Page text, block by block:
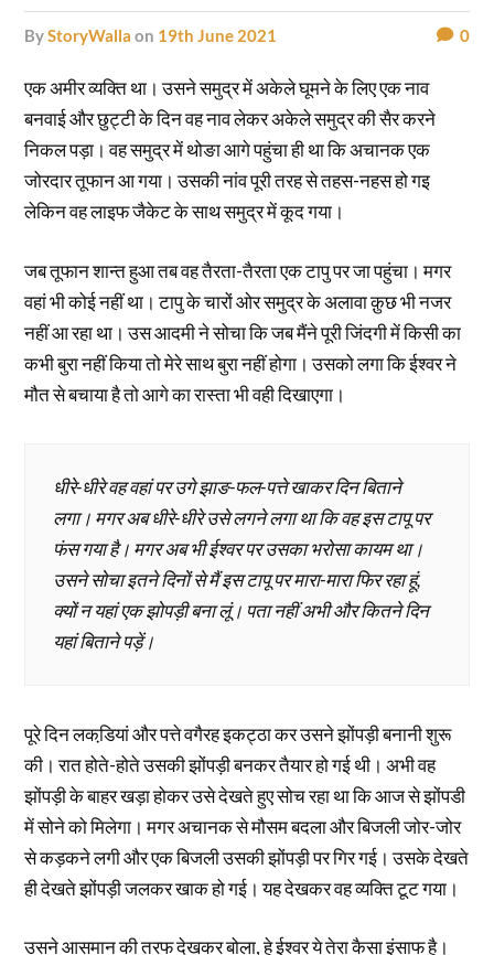
byStoryWalla on 19th June 2021 0
एक अमीर व्यक्ति था। उसने समुद्र में अकेले घूमने के लिए एक नाव
बनवाई और छुट्टी के दिन वह नाव लेकर अकेले समुद्र की सैर करने
निकल पड़ा। वह समुद्र में थोङा आगे पहुंचा ही था कि अचानक एक
जोरदार तूफान आ गया। उसकी नांव पूरी तरह से तहस-नहस हो गइ
लेकिन वह लाइफ जैकेट के साथ समुद्र में कूद गया।
जब तूफान शान्त हुआ तब वह तैरता-तैरता एक टापु पर जा पहुंचा। मगर
वहां भी कोई नहीं था। टापु के चारों ओर समुद्र के अलावा क़ुछ भी नजर
नहीं आ रहा था। उस आदमी ने सोचा कि जब मैंने पूरी जिंदगी में किसी का
कभी बुरा नहीं किया तो मेरे साथ बुरा नहीं होगा। उसको लगा कि ईश्वर ने
मौत से बचाया है तो आगे का रास्ता भी वही दिखाएगा।
धीरे-धीरे वह वहां पर उगे झाङ-फल-पत्ते खाकर दिन बिताने
लगा। मगर अब धीरे-धीरे उसे लगने लगा था कि वह इस टापू पर
फंस गया है। मगर अब भी ईश्वर पर उसका भरोसा कायम था।
उसने सोचा इतने दिनों से मैं इस टापू पर मारा-मारा फिर रहा हूं,
क्यों न यहां एक झोपड़ी बना लूं। पता नहीं अभी और कितने दिन
यहां बिताने पड़ें।
पूरे दिन लकडि़यां और पत्ते वगैरह इकट्ठा कर उसने झोंपड़ी बनानी शुरू
की। रात होते-होते उसकी झोंपड़ी बनकर तैयार हो गई थी। अभी वह
झोंपड़ी के बाहर खड़ा होकर उसे देखते हुए सोच रहा था कि आज से झोंपडी
में सोने को मिलेगा। मगर अचानक से मौसम बदला और बिजली जोर-जोर
से कड़कने लगी और एक बिजली उसकी झोंपड़ी पर गिर गई। उसके देखते
ही देखते झोंपड़ी जलकर खाक हो गई। यह देखकर वह व्यक्ति टूट गया।
उसने आसमान की तरफ देखकर बोला, हे ईश्वर ये तेरा कैसा इंसाफ है।